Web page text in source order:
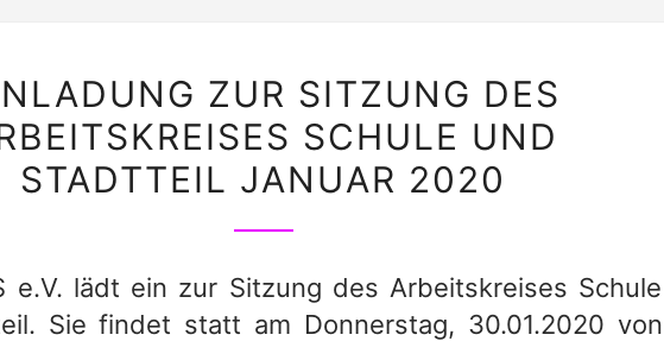
ZUR
SITZUNG
DES
UND
STADTTEIL
ZUR SITZUNG DES
SCHULE UND
STADTTEIL JANUAR 2020
e.V. lädt ein zur Sitzung des Arbeitskreises Schule
Sie findet statt am Donnerstag, 30.01.2020 von